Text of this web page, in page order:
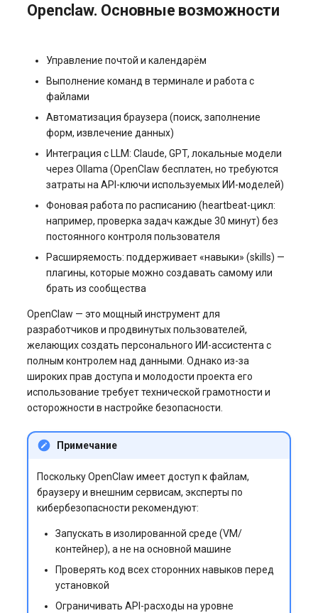
Управление службами в
работа с journalctl
Добавление нового
пользователя
Управление правами
доступа пользователей
Управление сервером
Как перезагрузить сервер
Заказ серверов и аренда
оборудования
Обновление тарифного
плана VPS сервера
Вопросы по программному
обеспечению
s3.php
stocks.php
tags.php
traffic_plans.php
vm.php
whmcs.php
Openclaw. Основные возможности
Управление почтой и календарём
Выполнение команд в терминале и работа с
файлами
Автоматизация браузера (поиск, заполнение
форм, извлечение данных)
Интеграция с LLM: Claude, GPT, локальные модели
через Ollama (OpenClaw бесплатен, но требуются
затраты на API-ключи используемых ИИ-моделей)
Фоновая работа по расписанию (heartbeat-цикл:
например, проверка задач каждые 30 минут) без
постоянного контроля пользователя
Расширяемость: поддерживает «навыки» (skills) —
плагины, которые можно создавать самому или
брать из сообщества
OpenClaw — это мощный инструмент для
разработчиков и продвинутых пользователей,
желающих создать персонального ИИ-ассистента с
полным контролем над данными. Однако из-за
широких прав доступа и молодости проекта его
использование требует технической грамотности и
осторожности в настройке безопасности.
Примечание
Поскольку OpenClaw имеет доступ к файлам,
браузеру и внешним сервисам, эксперты по
кибербезопасности рекомендуют:
Запускать в изолированной среде (VM/
контейнер), а не на основной машине
Проверять код всех сторонних навыков перед
установкой
Ограничивать API-расходы на уровне